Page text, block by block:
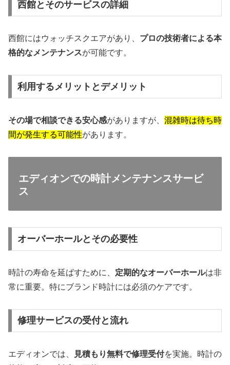
西館とそのサービスの詳細
西館にはウォッチスクエアがあり、 プロの技術者による本
格的なメンテナンスが可能です。
利用するメリットとデメリット
その場で相談できる安心感がありますが、 混雑時は待ち時
間が発生する可能性があります。
エディオンでの時計メンテナンスサービ
ス
オーバーホールとその必要性
時計の寿命を延ばすために、 定期的なオーバーホールは非
常に重要。特にブランド時計には必須のケアです。
修理サービスの受付と流れ
エディオンでは、 見積もり無料で修理受付を実施。時計の